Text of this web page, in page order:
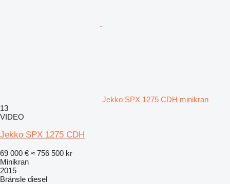
Jekko SPX 1275 CDH minikran
13
VIDEO
Jekko SPX 1275 CDH
69 000 € ≈ 756 500 kr
Minikran
2015
Bränsle diesel